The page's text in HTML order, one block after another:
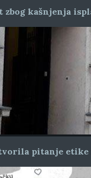
kašnjenja
pitanje